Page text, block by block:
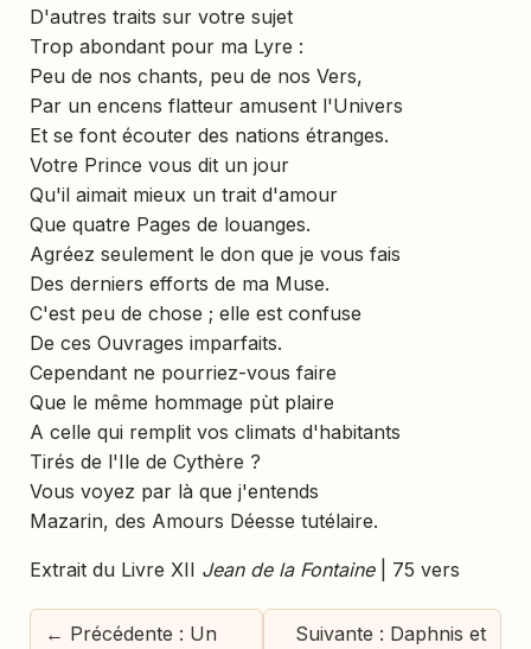
D'autres traits sur votre sujet
Trop abondant pour ma Lyre :
Peu de nos chants, peu de nos Vers,
Par un encens flatteur amusent l'Univers
Et se font écouter des nations étranges.
Votre Prince vous dit un jour
Qu'il aimait mieux un trait d'amour
Que quatre Pages de louanges.
Agréez seulement le don que je vous fais
Des derniers efforts de ma Muse.
C'est peu de chose ; elle est confuse
De ces Ouvrages imparfaits.
Cependant ne pourriez-vous faire
Que le même hommage pùt plaire
A celle qui remplit vos climats d'habitants
Tirés de l'Ile de Cythère ?
Vous voyez par là que j'entends
Mazarin, des Amours Déesse tutélaire.
Extrait du Livre XII Jean de la Fontaine| 75 vers
← Précédente : Un
Suivante : Daphnis et